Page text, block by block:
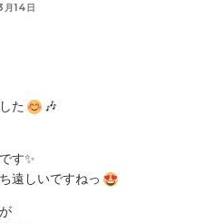
14日
た
🎶
す✨
遠しいですねっ